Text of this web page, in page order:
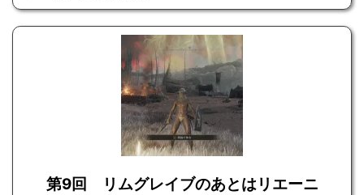
第9回 リムグレイブのあとはリエーニ